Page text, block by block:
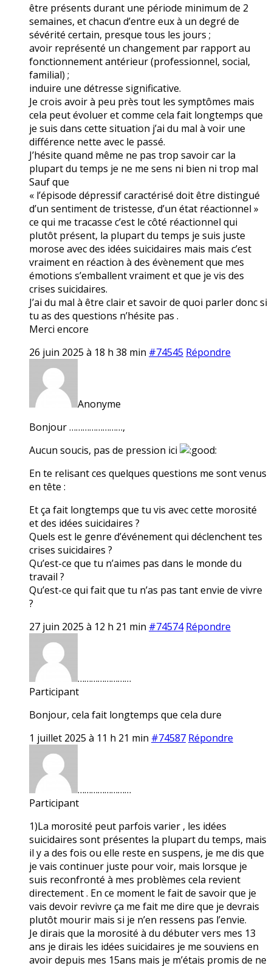
être présents durant une période minimum de 2
semaines, et chacun d’entre eux à un degré de
sévérité certain, presque tous les jours ;
avoir représenté un changement par rapport au
fonctionnement antérieur (professionnel, social,
familial) ;
induire une détresse significative.
Je crois avoir à peu près tout les symptômes mais
cela peut évoluer et comme cela fait longtemps que
je suis dans cette situation j’ai du mal à voir une
différence nette avec le passé.
J’hésite quand même ne pas trop savoir car la
plupart du temps je ne me sens ni bien ni trop mal
Sauf que
« l’épisode dépressif caractérisé doit être distingué
d’un sentiment de tristesse, d’un état réactionnel »
ce qui me tracasse c’est le côté réactionnel qui
plutôt présent, la plupart du temps je suis juste
morose avec des idées suicidaires mais mais c’est
vraiment en réaction à des évènement que mes
émotions s’emballent vraiment et que je vis des
crises suicidaires.
J’ai du mal à être clair et savoir de quoi parler donc si
tu as des questions n’hésite pas .
Merci encore
26 juin 2025 à 18 h 38 min #74545 Répondre
Anonyme
Bonjour ……………………,
Aucun soucis, pas de pression ici
En te relisant ces quelques questions me sont venus
en tête :
Et ça fait longtemps que tu vis avec cette morosité
et des idées suicidaires ?
Quels est le genre d’événement qui déclenchent tes
crises suicidaires ?
Qu’est-ce que tu n’aimes pas dans le monde du
travail ?
Qu’est-ce qui fait que tu n’as pas tant envie de vivre
?
27 juin 2025 à 12 h 21 min #74574 Répondre
……………………
Participant
Bonjour, cela fait longtemps que cela dure
1 juillet 2025 à 11 h 21 min #74587 Répondre
……………………
Participant
1)La morosité peut parfois varier , les idées
suicidaires sont présentes la plupart du temps, mais
il y a des fois ou elle reste en suspens, je me dis que
je vais continuer juste pour voir, mais lorsque je
suis reconfronté à mes problèmes cela revient
directement . En ce moment le fait de savoir que je
vais devoir revivre ça me fait me dire que je devrais
plutôt mourir mais si je n’en ressens pas l’envie.
Je dirais que la morosité à du débuter vers mes 13
ans je dirais les idées suicidaires je me souviens en
avoir depuis mes 15ans mais je m’étais promis de ne